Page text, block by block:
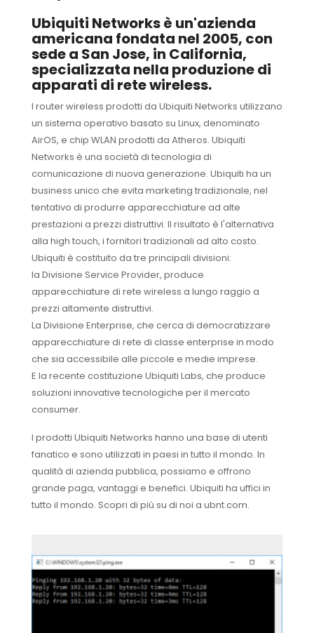
Ubiquiti Networksè un'azienda
americana fondata nel 2005, con
sede a San Jose, in California,
specializzata nella produzione di
apparati di rete wireless.
I router wireless prodotti da Ubiquiti Networks utilizzano
un sistema operativo basato su Linux, denominato
AirOS, e chip WLAN prodotti da Atheros. Ubiquiti
Networks è una società di tecnologia di
comunicazione di nuova generazione. Ubiquiti ha un
business unico che evita marketing tradizionale, nel
tentativo di produrre apparecchiature ad alte
prestazioni a prezzi distruttivi. Il risultato è l'alternativa
alla high touch, i fornitori tradizionali ad alto costo.
Ubiquiti è costituito da tre principali divisioni:
la Divisione Service Provider, produce
apparecchiature di rete wireless a lungo raggio a
prezzi altamente distruttivi.
La Divisione Enterprise, che cerca di democratizzare
apparecchiature di rete di classe enterprise in modo
che sia accessibile alle piccole e medie imprese.
E la recente costituzione Ubiquiti Labs, che produce
soluzioni innovative tecnologiche per il mercato
consumer.
I prodotti Ubiquiti Networks hanno una base di utenti
fanatico e sono utilizzati in paesi in tutto il mondo. In
qualità di azienda pubblica, possiamo e offrono
grande paga, vantaggi e benefici. Ubiquiti ha uffici in
tutto il mondo. Scopri di più su di noi a ubnt.com.